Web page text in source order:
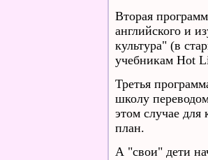
Вторая
английского и
культура" (в
учебникам Hot
Третья
школу
этом случае для
план.
А "свои" дети